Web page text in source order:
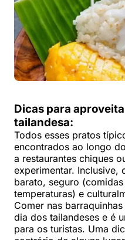
Dicas para
tailandesa:
Todos esses pratos
encontrados ao longo
a restaurantes chiques
experimentar. Inclusive,
barato, seguro
temperaturas) e
Comer nas
dia dos tailandeses e é
para os turistas. Uma